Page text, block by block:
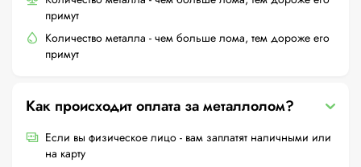
примут
Количество металла - чем больше лома, тем дороже его
примут
Как происходит оплата за металлолом?
Если вы физическое лицо - вам заплатят наличными или
на карту